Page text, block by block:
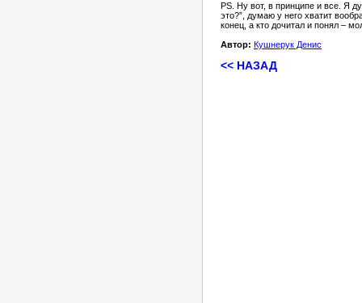
PS. Ну вот, в принципе и все. Я
это?”, думаю у него хватит
конец, а кто дочитал и понял –
Автор: Кушнерук Денис
<< НАЗАД